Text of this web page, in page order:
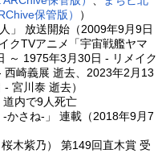
保管版）
）
」 放送開始（2009年9月9日
クTVアニメ「宇宙戦艦ヤマ
～ 1975年3月30日 - リメイク
崎義展 逝去、2023年2月13
宮川泰 逝去）
内で9人死亡
かさね-」 連載（2018年9月7
木紫乃） 第149回直木賞 受